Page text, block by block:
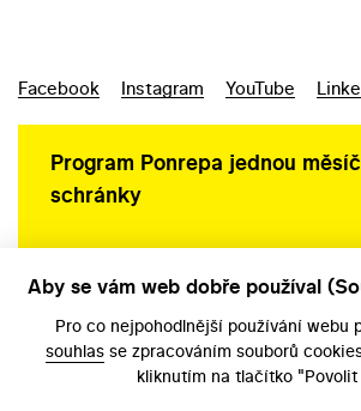
Facebook Instagram YouTube
Program Ponrepa jednou
schránky
Aby se vám web dobře používal
Pro co nejpohodlnější používání webu
souhlas se zpracováním souborů
kliknutím na tlačítko "Povolit